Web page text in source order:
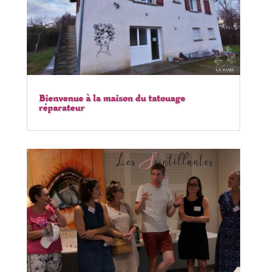
Bienvenue à la maison du tatouage
réparateur